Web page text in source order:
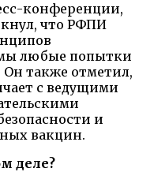
конференции,
что РФПИ
любые попытки
Он также отметил,
с ведущими
и
вакцин.
деле?